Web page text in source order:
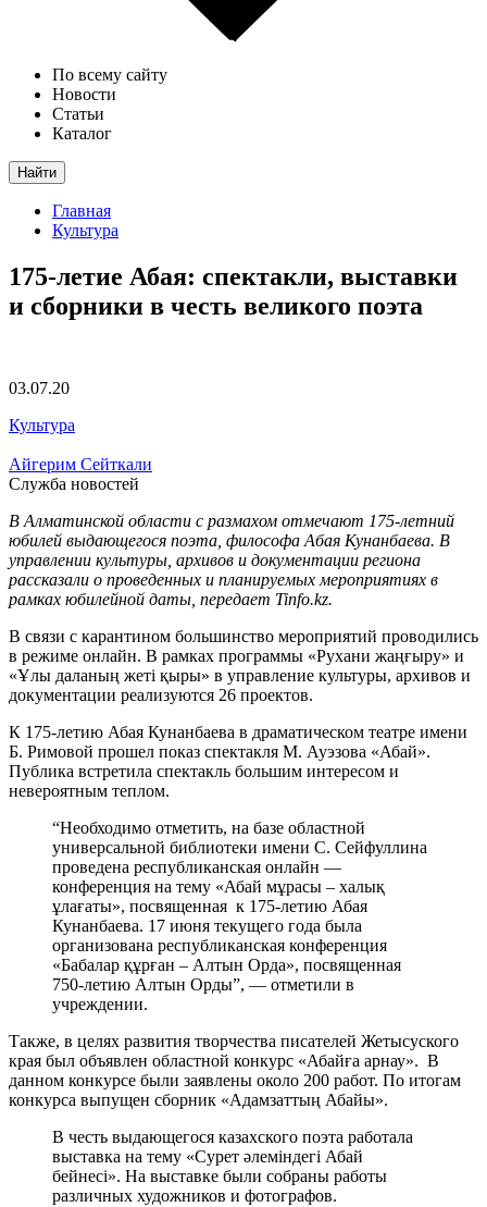
По всему сайту
Новости
Статьи
Каталог
Найти
Главная
Культура
175-летие Абая: спектакли, выставки
и сборники в честь великого поэта
03.07.20
Культура
Айгерим Сейткали
Служба новостей
В Алматинской области с размахом отмечают 175-летний
юбилей выдающегося поэта, философа Абая Кунанбаева. В
управлении культуры, архивов и документации региона
рассказали о проведенных и планируемых мероприятиях в
рамках юбилейной даты, передает Tinfo.kz.
В связи с карантином большинство мероприятий проводились
в режиме онлайн. В рамках программы «Рухани жаңғыру» и
«Ұлы даланың жеті қыры» в управление культуры, архивов и
документации реализуются 26 проектов.
К 175-летию Абая Кунанбаева в драматическом театре имени
Б. Римовой прошел показ спектакля М. Ауэзова «Абай».
Публика встретила спектакль большим интересом и
невероятным теплом.
“Необходимо отметить, на базе областной
универсальной библиотеки имени С. Сейфуллина
проведена республиканская онлайн —
конференция на тему «Абай мұрасы – халық
ұлағаты», посвященная к 175-летию Абая
Кунанбаева. 17 июня текущего года была
организована республиканская конференция
«Бабалар құрған – Алтын Орда», посвященная
750-летию Алтын Орды”, — отметили в
учреждении.
Также, в целях развития творчества писателей Жетысуского
края был объявлен областной конкурс «Абайға арнау». В
данном конкурсе были заявлены около 200 работ. По итогам
конкурса выпущен сборник «Адамзаттың Абайы».
В честь выдающегося казахского поэта работала
выставка на тему «Сурет әлеміндегі Абай
бейнесі». На выставке были собраны работы
различных художников и фотографов.